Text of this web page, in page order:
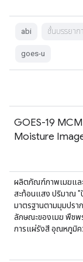
abi ชั้นบรรยาก
goes-u
GOES-19
Moisture
ผลิตภัณฑ์ภาพเมฆแล
สะท้อนแสง ปริมาณ "
มาตรฐานตามมุมปรา
ลักษณะของเมฆ พืชพ
การแผ่รังสี อุณหภูมิค